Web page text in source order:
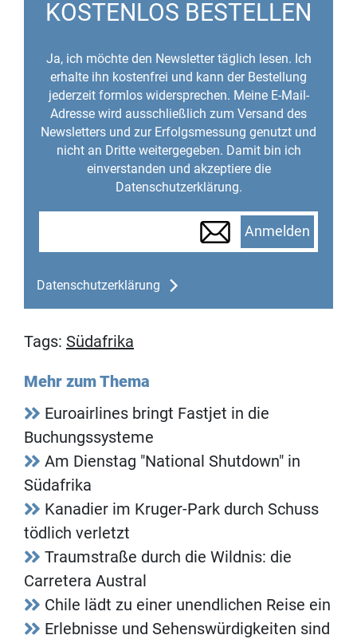
KOSTENLOS BESTELLEN
Ja, ich möchte den Newsletter täglich lesen. Ich
erhalte ihn kostenfrei und kann der Bestellung
jederzeit formlos widersprechen. Meine E-Mail-
Adresse wird ausschließlich zum Versand des
Newsletters und zur Erfolgsmessung genutzt und
nicht an Dritte weitergegeben. Damit bin ich
einverstanden und akzeptiere die
Datenschutzerklärung.
Anmelden
Datenschutzerklärung
Tags: Südafrika
Mehr zum Thema
Euroairlines bringt Fastjet in die
Buchungssysteme
Am Dienstag "National Shutdown" in
Südafrika
Kanadier im Kruger-Park durch Schuss
tödlich verletzt
Traumstraße durch die Wildnis: die
Carretera Austral
Chile lädt zu einer unendlichen Reise ein
Erlebnisse und Sehenswürdigkeiten sind